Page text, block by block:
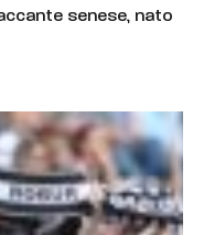
senese, nato